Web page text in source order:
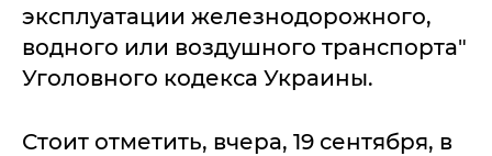
эксплуатации железнодорожного,
водного или воздушного транспорта"
Уголовного кодекса Украины.
Стоит отметить, вчера, 19 сентября, в